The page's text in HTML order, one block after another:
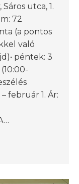
utca, 1.
72
(a pontos
való
péntek: 3
február 1. Ár: